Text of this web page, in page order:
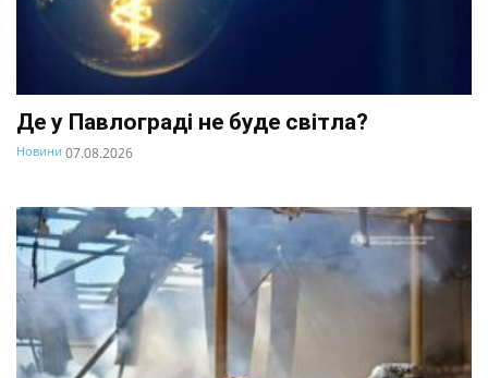
Де у Павлограді не буде світла?
Новини 07.08.2026